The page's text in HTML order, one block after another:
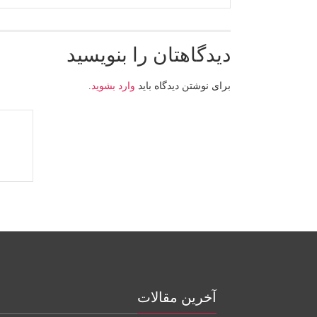
دیدگاهتان را بنویسید
برای نوشتن دیدگاه باید وارد بشوید.
آخرین مقالات